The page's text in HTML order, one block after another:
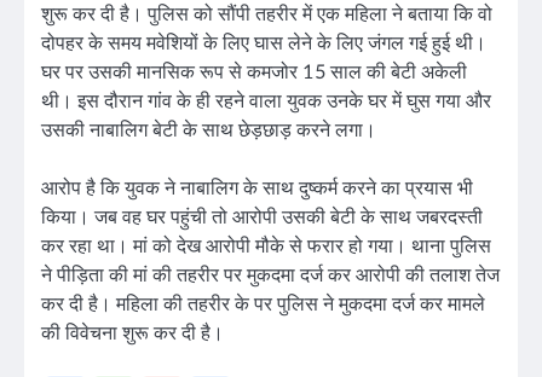
शुरू कर दी है। पुलिस को सौंपी तहरीर में एक महिला ने बताया कि वो
दोपहर के समय मवेशियों के लिए घास लेने के लिए जंगल गई हुई थी।
घर पर उसकी मानसिक रूप से कमजोर 15 साल की बेटी अकेली
थी। इस दौरान गांव के ही रहने वाला युवक उनके घर में घुस गया और
उसकी नाबालिग बेटी के साथ छेड़छाड़ करने लगा।
आरोप है कि युवक ने नाबालिग के साथ दुष्कर्म करने का प्रयास भी
किया। जब वह घर पहुंची तो आरोपी उसकी बेटी के साथ जबरदस्ती
कर रहा था। मां को देख आरोपी मौके से फरार हो गया। थाना पुलिस
ने पीड़िता की मां की तहरीर पर मुकदमा दर्ज कर आरोपी की तलाश तेज
कर दी है। महिला की तहरीर के पर पुलिस ने मुकदमा दर्ज कर मामले
की विवेचना शुरू कर दी है।